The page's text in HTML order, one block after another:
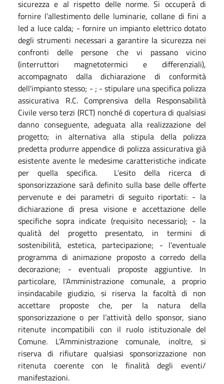
sicurezza e al rispetto delle norme. Si occuperà di
fornire l’allestimento delle luminarie, collane di fini a
led a luce calda; - fornire un impianto elettrico dotato
degli strumenti necessari a garantire la sicurezza nei
confronti delle persone che vi passano vicino
(interruttori magnetotermici e differenziali),
accompagnato dalla dichiarazione di conformità
dell'impianto stesso; - ; - stipulare una specifica polizza
assicurativa R.C. Comprensiva della Responsabilità
Civile verso terzi (RCT) nonché di copertura di qualsiasi
danno conseguente, adeguata alla realizzazione del
progetto; in alternativa alla stipula della polizza
predetta produrre appendice di polizza assicurativa già
esistente avente le medesime caratteristiche indicate
per quella specifica. L’esito della ricerca di
sponsorizzazione sarà definito sulla base delle offerte
pervenute e dei parametri di seguito riportati: - la
dichiarazione di presa visione e accettazione delle
specifiche sopra indicate (requisito necessario); - la
qualità del progetto presentato, in termini di
sostenibilità, estetica, partecipazione; - l’eventuale
programma di animazione proposto a corredo della
decorazione; - eventuali proposte aggiuntive. In
particolare, l’Amministrazione comunale, a proprio
insindacabile giudizio, si riserva la facoltà di non
accettare proposte che, per la natura della
sponsorizzazione o per l’attività dello sponsor, siano
ritenute incompatibili con il ruolo istituzionale del
Comune. L’Amministrazione comunale, inoltre, si
riserva di rifiutare qualsiasi sponsorizzazione non
ritenuta coerente con le finalità degli eventi/
manifestazioni.